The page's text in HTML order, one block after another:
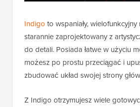
Indigo to wspaniały,
starannie zaprojektowany z
do detali. Posiada łatwe w użyciu
możesz po prostu przeciągać i
zbudować układ swojej strony
Z Indigo otrzymujesz wiele